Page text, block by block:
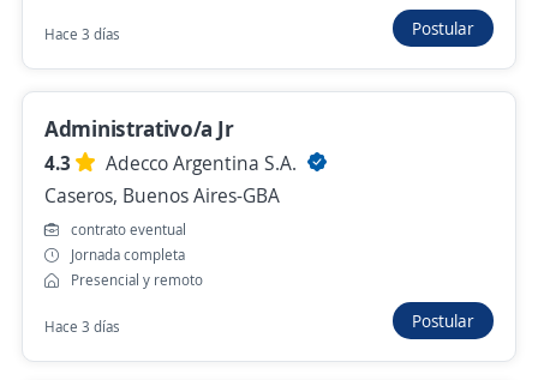
Auxiliar impositivo contable
Córdoba, Córdoba
Hace 3 días
Hace 3 días Postular
Administrativo/a Jr
4.3
Adecco Argentina S.A.
Caseros, Buenos Aires-GBA
contrato eventual
Jornada completa
Presencial y remoto
Hace 3 días Postular